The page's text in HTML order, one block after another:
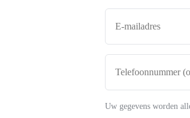
Uw gegevens worden